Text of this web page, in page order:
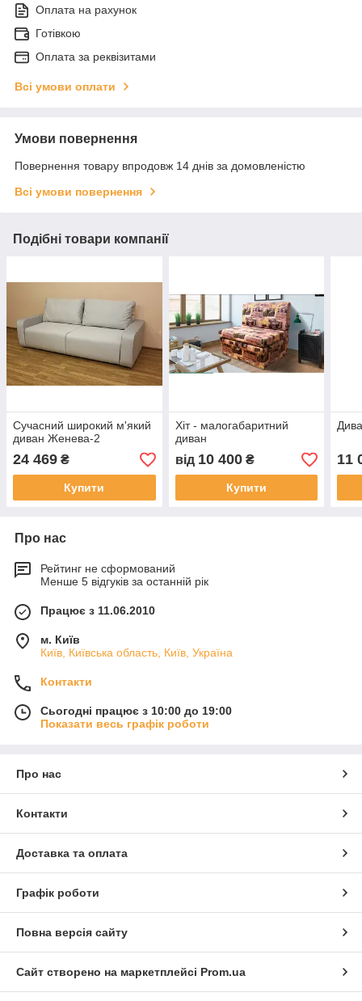
Оплата на рахунок
Готівкою
Оплата за реквізитами
Всі умови оплати
Умови повернення
Повернення товару впродовж 14 днів за домовленістю
Всі умови повернення
Подібні товари компанії
Сучасний широкий м'який
диван Женева-2
24 469 ₴
Купити
Хіт - малогабаритний
диван
від 10 400₴
Купити
11
Про нас
Рейтинг не сформований
Менше 5 відгуків за останній рік
Працює з 11.06.2010
м. Київ
Київ, Київська область, Київ, Україна
Контакти
Сьогодні працює з 10:00 до 19:00
Показати весь графік роботи
Про нас
Контакти
Доставка та оплата
Графік роботи
Повна версія сайту
Сайт створено на маркетплейсі Prom.ua